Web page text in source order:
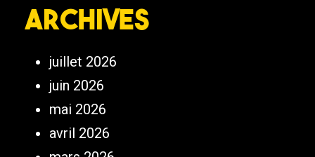
Archives
juillet 2026
juin 2026
mai 2026
avril 2026